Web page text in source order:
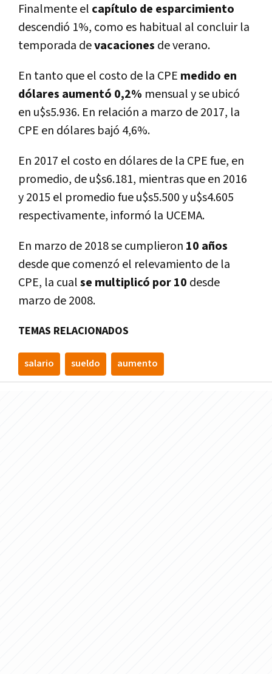
Finalmente el capí­tulo de esparcimiento
descendió 1%, como es habitual al concluir la
temporada devacaciones de verano.
En tanto que el costo de la CPE medido en
dólares aumentó 0,2% mensual y se ubicó
en u$s5.936. En relación a marzo de 2017, la
CPE en dólares bajó 4,6%.
En 2017 el costo en dólares de la CPE fue, en
promedio, de u$s6.181, mientras que en 2016
y 2015 el promedio fue u$s5.500 y u$s4.605
respectivamente, informó la UCEMA.
En marzo de 2018 se cumplieron 10 años
desde que comenzó el relevamiento de la
CPE, la cualse multiplicó por 10 desde
marzo de 2008.
TEMAS RELACIONADOS
salario sueldo aumento